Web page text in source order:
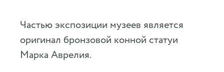
Частью экспозиции музеев является
оригинал бронзовой конной статуи
Марка Аврелия.